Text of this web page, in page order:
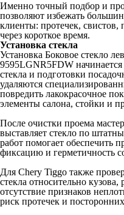
Именно точный подбор и
позволяют избежать
клиенты: протечек, свистов,
через короткое время.
Установка стекла
Установка Боковое стекло
9595LGNR5FDW начинается
стекла и подготовки
удаляются
повредить лакокрасочное
элементы салона, стойки и
После очистки проема
выставляет стекло по
работ помогает обеспечить
фиксацию и герметичность
Для Chery Tiggo также
стекла относительно кузова,
отсутствие признаков
риск протечек и